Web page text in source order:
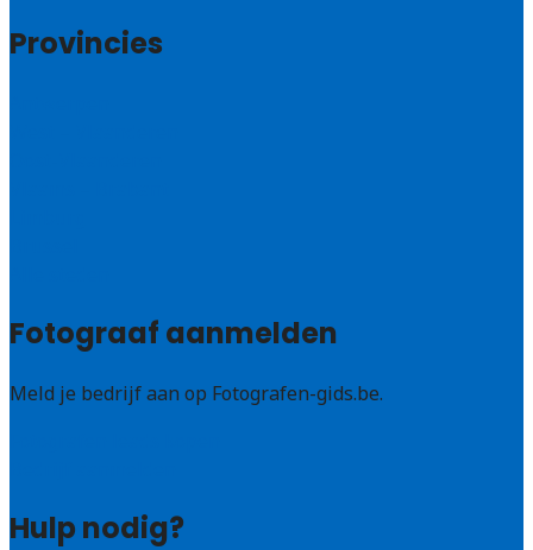
Provincies
Fotograaf aanmelden
Meld je bedrijf aan op Fotografen-gids.be.
Hulp nodig?